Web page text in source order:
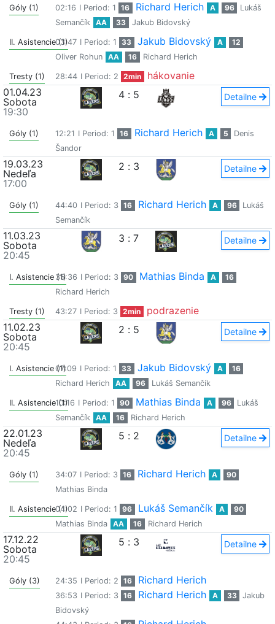
Góly (1) 02:16 I Period: 1 16 Richard Herich A 96
Lukáš
Semančík
AA 33 Jakub Bidovský
II. Asistencie (1)
03:47 I Period: 1 33 Jakub Bidovský A
12
Oliver Rohun
AA 16 Richard Herich
Tresty (1) 28:44 I Period: 2 2min
hákovanie
01.04.23
Sobota
19:30
4 : 5 Detailne
Góly (1) 12:21 I Period: 1 16 Richard Herich A 5
Denis
Šandor
19.03.23
Nedeľa
17:00
2 : 3 Detailne
Góly (1) 44:40 I Period: 3 16 Richard Herich A 96
Lukáš
Semančík
11.03.23
Sobota
20:45
3 : 7 Detailne
I. Asistencie (1)35:36 I Period: 3 90 Mathias Binda A
16
Richard Herich
Tresty (1) 43:27 I Period: 3 2min
podrazenie
11.02.23
Sobota
20:45
2 : 5 Detailne
I. Asistencie (1)07:09 I Period: 1 33 Jakub Bidovský A
16
Richard Herich
AA 96 Lukáš Semančík
II. Asistencie (1)
10:16 I Period: 1 90 Mathias Binda A 96
Lukáš
Semančík
AA 16 Richard Herich
22.01.23
Nedeľa
20:45
5 : 2 Detailne
Góly (1) 34:07 I Period: 3 16 Richard Herich A
90
Mathias Binda
II. Asistencie (1)
04:02 I Period: 1 96 Lukáš Semančík A
90
Mathias Binda
AA 16 Richard Herich
17.12.22
Sobota
20:45
5 : 3 Detailne
Góly (3) 24:35 I Period: 2 16 Richard Herich
36:53 I Period: 3 16 Richard Herich A 33
Jakub
Bidovský